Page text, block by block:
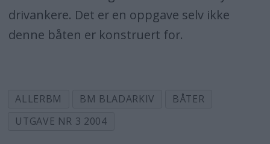
drivankere. Det er en oppgave selv ikke
denne båten er konstruert for.
ALLERBM BM BLADARKIV
BÅTER
UTGAVE NR 3 2004